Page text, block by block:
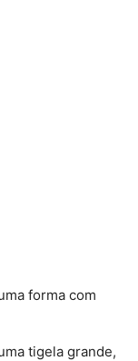
forma com
tigela grande,